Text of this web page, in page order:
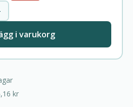
i varukorg
kr